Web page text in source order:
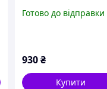
Товари для кухні ножі
Готово до відправки
930 ₴
Купити